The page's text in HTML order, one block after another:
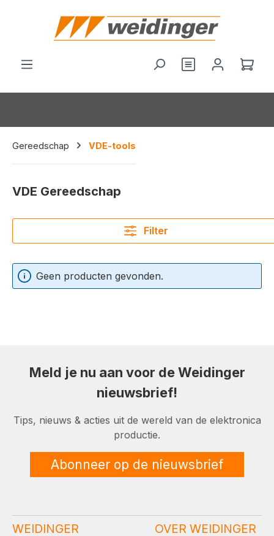
Je hebt 0 items
Gereedschap VDE-tools
VDE Gereedschap
Filter
Geen producten gevonden.
Meld je nu aan voor de Weidinger
nieuwsbrief!
Tips, nieuws & acties uit de wereld van de elektronica
productie.
Abonneer op de nieuwsbrief
WEIDINGER
OVER WEIDINGER